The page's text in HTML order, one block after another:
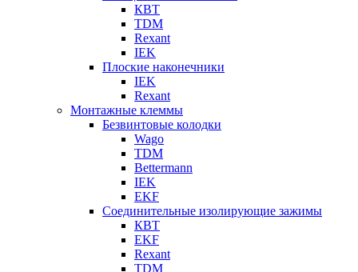
КВТ
TDM
Rexant
IEK
Плоские наконечники
IEK
Rexant
Монтажные клеммы
Безвинтовые колодки
Wago
TDM
Bettermann
IEK
EKF
Соединительные изолирующие зажимы
КВТ
EKF
Rexant
TDM